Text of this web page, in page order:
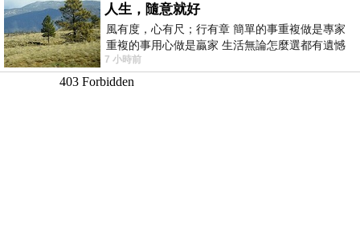
人生，隨意就好
風有度，心有尺；行有章 簡單的事重複做是專家
重複的事用心做是贏家 生活無論怎麼選都有遺憾
所以開心就好 生活不會辜負認真
7 小時前